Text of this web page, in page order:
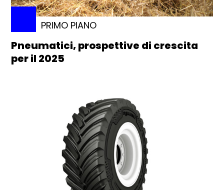
PRIMO PIANO
Pneumatici, prospettive di crescita
per il 2025